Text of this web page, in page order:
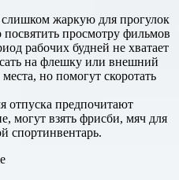
жаркую для прогулок
просмотру фильмов
рабочих будней не хватает
на флешку или внешний
но помогут скоротать
отпуска предпочитают
могут взять фрисби, мяч для
спортинвентарь.